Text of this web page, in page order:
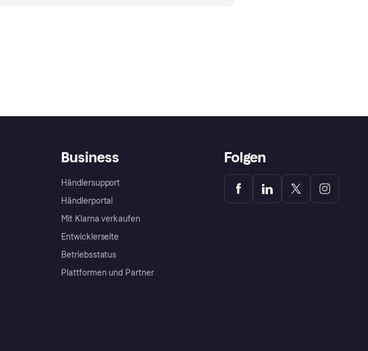
Business
Händlersupport
Händlerportal
Mit Klarna verkaufen
Entwicklerseite
Betriebsstatus
Plattformen und Partner
Folgen